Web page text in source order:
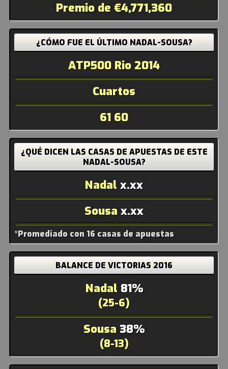
Premio de €4,771,360
¿CÓMO FUE EL ÚLTIMO NADAL-SOUSA?
ATP500 Rio 2014
Cuartos
61 60
¿QUÉ DICEN LAS CASAS DE APUESTAS DE ESTE
NADAL-SOUSA?
Nadal x.xx
Sousa x.xx
*Promediado con 16 casas de apuestas
BALANCE DE VICTORIAS 2016
Nadal 81%
(25-6)
Sousa 38%
(8-13)